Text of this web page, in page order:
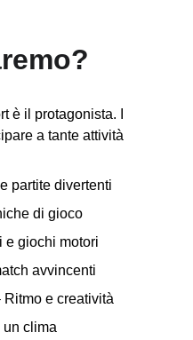
è il protagonista. I
a tante attività
partite divertenti
di gioco
e giochi motori
avvincenti
Ritmo e creatività
un clima